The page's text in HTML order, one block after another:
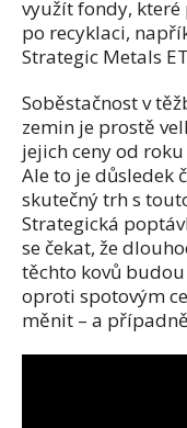
využít fondy,
po recyklaci,
Strategic Metals
Soběstačnost v
zemin je prostě
jejich ceny od
Ale to je důsledek
skutečný trh s
Strategická
se čekat, že
těchto kovů
oproti spotovým
měnit – a